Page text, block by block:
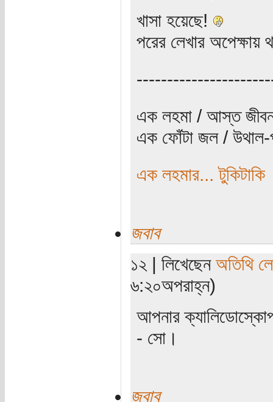
খাসা হয়েছে!
পরের লেখার অপেক্ষায়
এক লহমা / আস্ত
এক ফোঁটা জল /
এক লহমার... টুকিটাকি
জবাব
১২ | লিখেছেন অতিথি
৬:২০অপরাহ্ন)
আপনার
- সো।
জবাব